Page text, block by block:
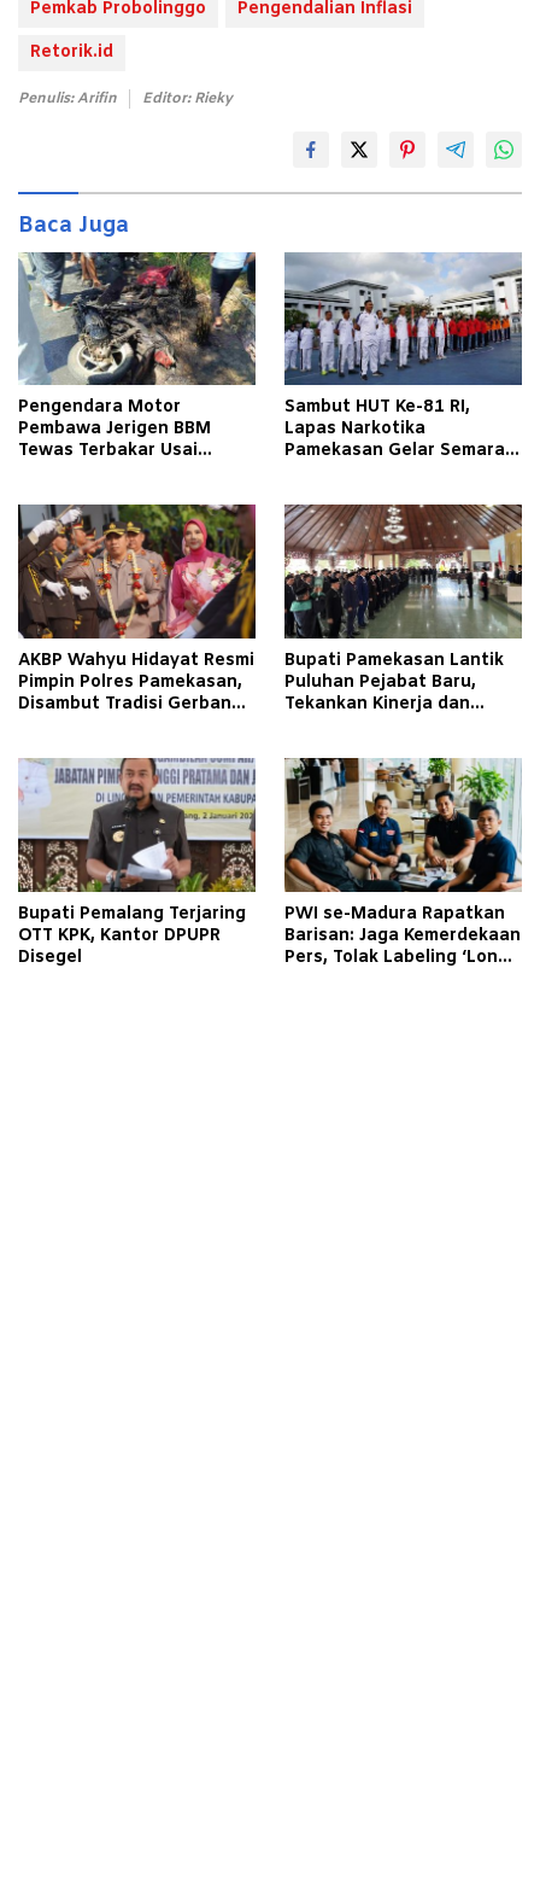
Pemkab Probolinggo
Pengendalian Inflasi
Retorik.id
Penulis: Arifin Editor: Rieky
Baca Juga
Pengendara Motor
Pembawa Jerigen BBM
Tewas Terbakar Usai
Pamekasan
Sambut HUT Ke-81 RI,
Lapas Narkotika
Pamekasan Gelar Semarak
AKBP Wahyu Hidayat Resmi
Pimpin Polres Pamekasan,
Disambut Tradisi Gerbang
Bupati Pamekasan Lantik
Puluhan Pejabat Baru,
Tekankan Kinerja dan
Bupati Pemalang Terjaring
OTT KPK, Kantor DPUPR
Disegel
PWI se-Madura Rapatkan
Barisan: Jaga Kemerdekaan
Pers, Tolak Labeling ‘Londo